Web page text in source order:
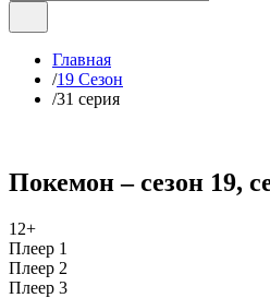
Главная
/19 Сезон
/31 серия
Покемон – сезон 19,
12+
Плеер 1
Плеер 2
Плеер 3